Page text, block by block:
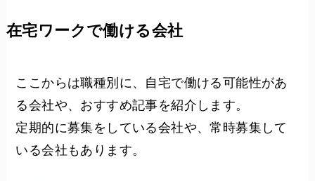
在宅ワークで働ける会社
ここからは職種別に、自宅で働ける可能性があ
る会社や、おすすめ記事を紹介します。
定期的に募集をしている会社や、常時募集して
いる会社もあります。